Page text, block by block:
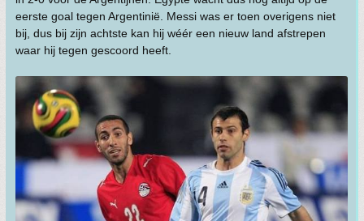
eerste goal tegen Argentinië. Messi was er toen overigens niet
bij, dus bij zijn achtste kan hij wéér een nieuw land afstrepen
waar hij tegen gescoord heeft.